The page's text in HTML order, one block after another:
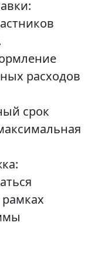
расходов
срок